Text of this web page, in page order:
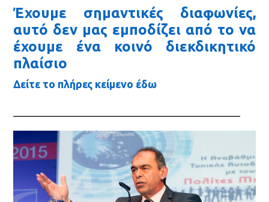
Έχουμε σημαντικές διαφωνίες,
αυτό δεν μας εμποδίζει από το να
έχουμε ένα κοινό διεκδικητικό
πλαίσιο
Δείτε το πλήρες κείμενο έδω